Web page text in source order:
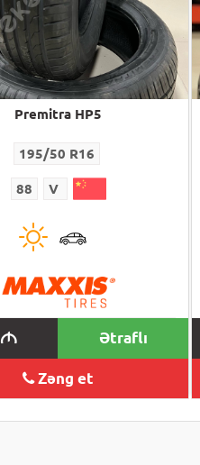
Premitra HP5
195/50 R16
88 V
M Ətraflı
Zəng et